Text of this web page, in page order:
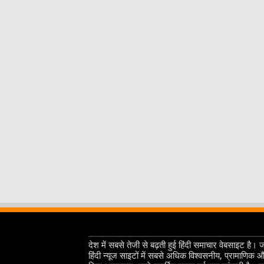
देश में सबसे तेजी से बढ़ती हुई हिंदी समाचार वेबसाइट है।
हिंदी न्यूज साइटों में सबसे अधिक विश्वसनीय, प्रामाणिक